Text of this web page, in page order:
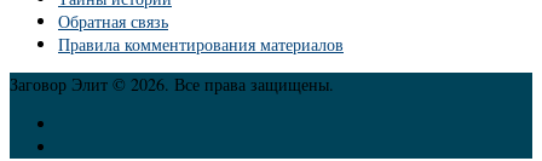
Обратная связь
Правила комментирования материалов
Заговор Элит © 2026. Все права защищены.